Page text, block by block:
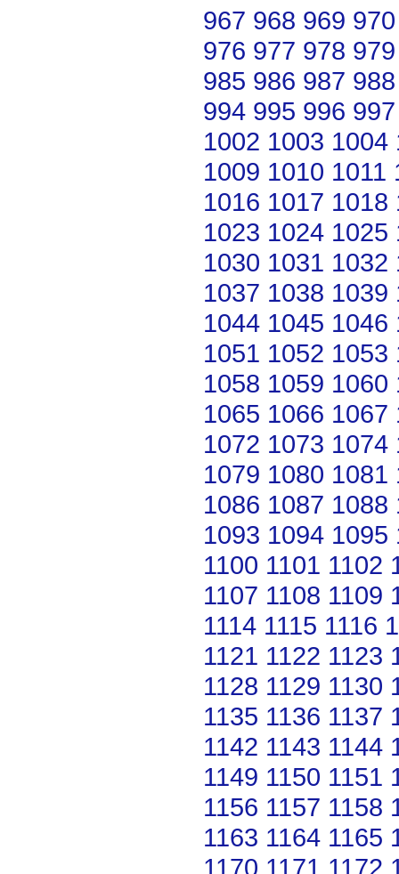
967 968 969 970
976 977 978 979
985 986 987 988
994 995 996 997
1002 1003 1004
1009 1010 1011
1016 1017 1018
1023 1024 1025
1030 1031 1032
1037 1038 1039
1044 1045 1046
1051 1052 1053
1058 1059 1060
1065 1066 1067
1072 1073 1074
1079 1080 1081
1086 1087 1088
1093 1094 1095
1100 1101 1102
1107 1108 1109
1114 1115 1116
1121 1122 1123
1128 1129 1130
1135 1136 1137
1142 1143 1144
1149 1150 1151
1156 1157 1158
1163 1164 1165
1170 1171 1172